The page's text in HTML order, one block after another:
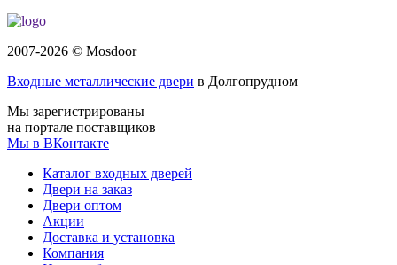
2007-2026 © Mosdoor
Входные металлические двери в Долгопрудном
Мы зарегистрированы
на портале поставщиков
Мы в ВКонтакте
Каталог входных дверей
Двери на заказ
Двери оптом
Акции
Доставка и установка
Компания